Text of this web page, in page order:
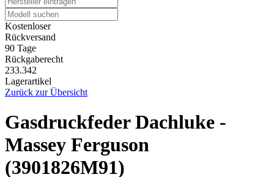
Kostenloser
Rückversand
90 Tage
Rückgaberecht
233.342
Lagerartikel
Zurück zur Übersicht
Gasdruckfeder Dachluke -
Massey Ferguson
(3901826M91)